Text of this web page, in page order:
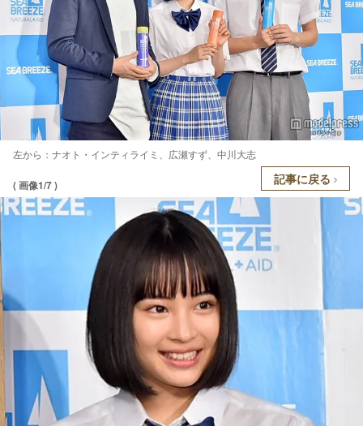
左から：ナオト・インティライミ、広瀬すず、中川大志
( 画像1/7 ) 記事に戻る